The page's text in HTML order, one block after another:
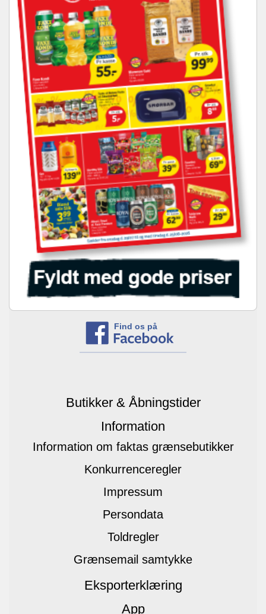
Find os på
Butikker & Åbningstider
Information
Information om faktas grænsebutikker
Konkurrenceregler
Impressum
Persondata
Toldregler
Grænsemail samtykke
Eksporterklæring
App